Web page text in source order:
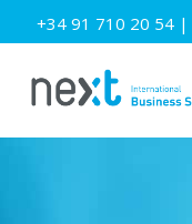
+34 91 710 20 54 |